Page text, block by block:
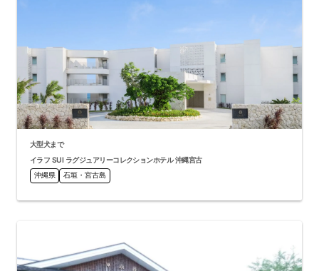
大型犬まで
イラフ SUI ラグジュアリーコレクションホテル 沖縄宮古
沖縄県
石垣・宮古島